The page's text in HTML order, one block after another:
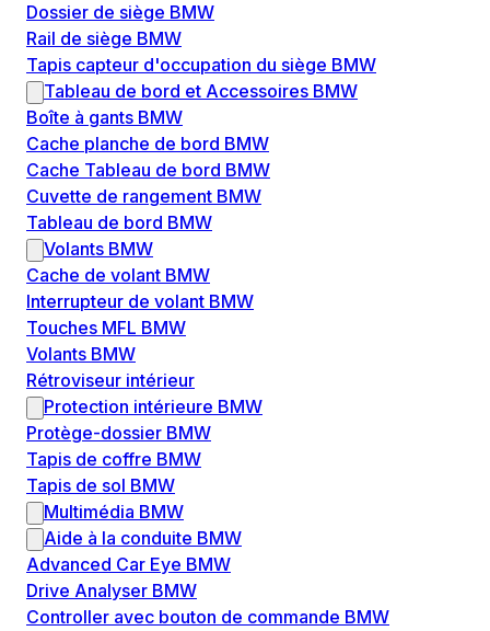
Dossier de siège BMW
Rail de siège BMW
Tapis capteur d'occupation du siège BMW
Tableau de bord et Accessoires BMW
Boîte à gants BMW
Cache planche de bord BMW
Cache Tableau de bord BMW
Cuvette de rangement BMW
Tableau de bord BMW
Volants BMW
Cache de volant BMW
Interrupteur de volant BMW
Touches MFL BMW
Volants BMW
Rétroviseur intérieur
Protection intérieure BMW
Protège-dossier BMW
Tapis de coffre BMW
Tapis de sol BMW
Multimédia BMW
Aide à la conduite BMW
Advanced Car Eye BMW
Drive Analyser BMW
Controller avec bouton de commande BMW